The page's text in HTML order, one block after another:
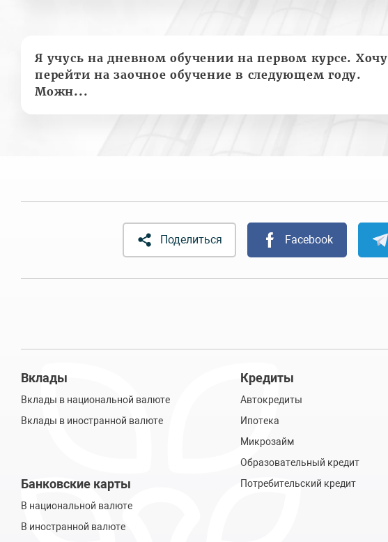
Я учусь на дневном обучении на первом курсе. Хочу
перейти на заочное обучение в следующем году.
Можн...
Поделиться Facebook
Вклады
Вклады в национальной валюте
Вклады в иностранной валюте
Банковские карты
В национальной валюте
В иностранной валюте
Кредиты
Автокредиты
Ипотека
Микрозайм
Образовательный кредит
Потребительский кредит